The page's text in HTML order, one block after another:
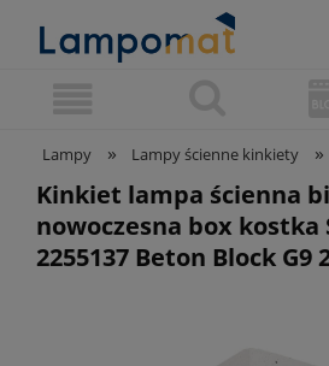
Lampy » Lampy ścienne kinkiety »
Kinkiet lampa ścienna
nowoczesna box kostka
2255137 Beton Block G9